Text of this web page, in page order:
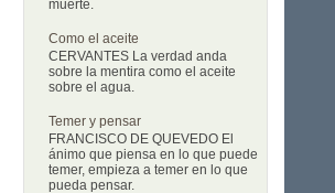
muerte.
Como el aceite
CERVANTES La verdad anda
sobre la mentira como el aceite
sobre el agua.
Temer y pensar
FRANCISCO DE QUEVEDO El
ánimo que piensa en lo que puede
temer, empieza a temer en lo que
pueda pensar.